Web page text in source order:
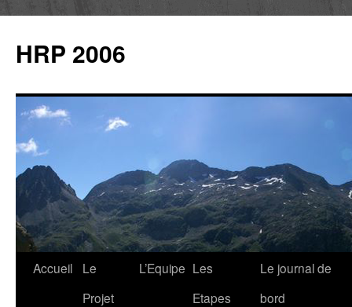
contenu
HRP 2006
Accueil
Le
Projet
L’Equipe Les
Etapes
Le journal de
bord